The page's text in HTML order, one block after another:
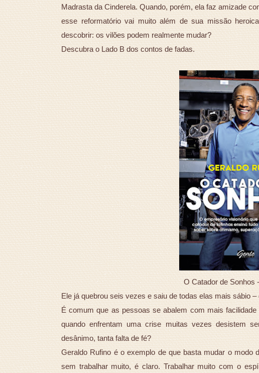
Madrasta da Cinderela. Quando, porém, ela faz amizade
esse reformatório vai muito além de sua missão
descobrir: os vilões podem realmente mudar?
Descubra o Lado B dos contos de fadas.
O Catador de Sonhos
Ele já quebrou seis vezes e saiu de todas elas mais sábio –
É comum que as pessoas se abalem com mais
quando enfrentam uma crise muitas vezes desistem
desânimo, tanta falta de fé?
Geraldo Rufino é o exemplo de que basta mudar o
sem trabalhar muito, é claro. Trabalhar muito com o